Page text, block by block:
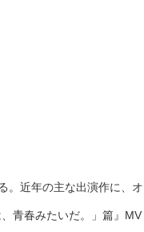
近年の主な出演作に、
青春みたいだ。」篇』MV